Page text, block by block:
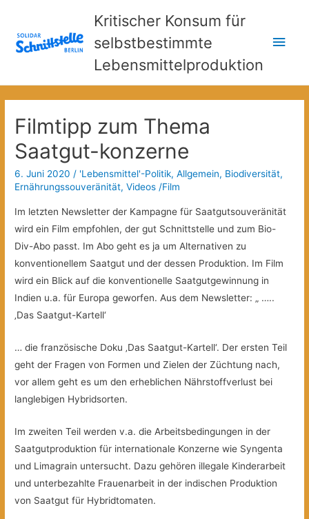
Kritischer Konsum für
selbstbestimmte
Lebensmittelproduktion
Filmtipp zum Thema
Saatgut-konzerne
6. Juni 2020 / 'Lebensmittel'-Politik,Allgemein, Biodiversität,
Ernährungssouveränität,Videos /Film
Im letzten Newsletter der Kampagne für Saatgutsouveränität
wird ein Film empfohlen, der gut Schnittstelle und zum Bio-
Div-Abo passt. Im Abo geht es ja um Alternativen zu
konventionellem Saatgut und der dessen Produktion. Im Film
wird ein Blick auf die konventionelle Saatgutgewinnung in
Indien u.a. für Europa geworfen. Aus dem Newsletter: „ …..
‚Das Saatgut-Kartell‘
… die französische Doku ‚Das Saatgut-Kartell‘. Der ersten Teil
geht der Fragen von Formen und Zielen der Züchtung nach,
vor allem geht es um den erheblichen Nährstoffverlust bei
langlebigen Hybridsorten.
Im zweiten Teil werden v.a. die Arbeitsbedingungen in der
Saatgutproduktion für internationale Konzerne wie Syngenta
und Limagrain untersucht. Dazu gehören illegale Kinderarbeit
und unterbezahlte Frauenarbeit in der indischen Produktion
von Saatgut für Hybridtomaten.